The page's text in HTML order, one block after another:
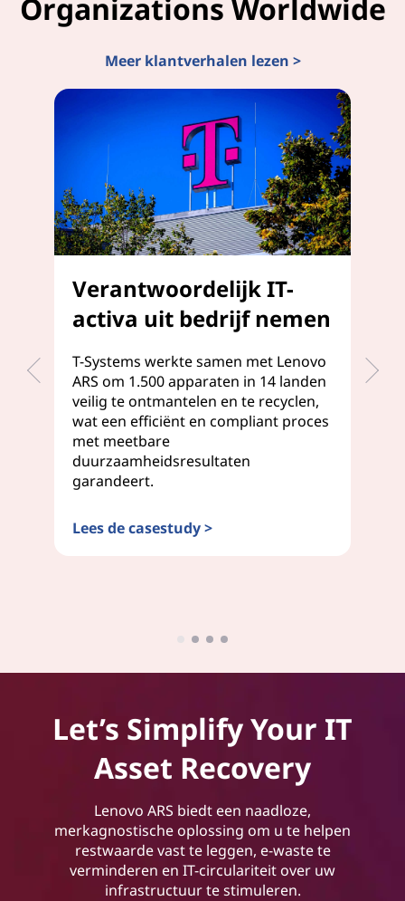
Organizations Worldwide
Meer klantverhalen lezen >
Verantwoordelijk IT-
activa uit bedrijf nemen
T-Systems werkte samen met Lenovo
ARS om 1.500 apparaten in 14 landen
veilig te ontmantelen en te recyclen,
wat een efficiënt en compliant proces
met meetbare
duurzaamheidsresultaten
garandeert.
Lees de casestudy >
Let’s Simplify Your IT
Asset Recovery
Lenovo ARS biedt een naadloze,
merkagnostische oplossing om u te helpen
restwaarde vast te leggen, e-waste te
verminderen en IT-circulariteit over uw
infrastructuur te stimuleren.